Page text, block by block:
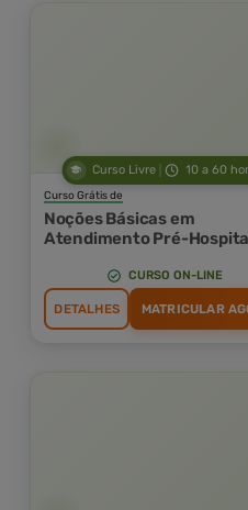
Curso Livre 10 a 60
Curso Grátis de
Noções Básicas em
Atendimento Pré-
Vida (SBV) CURSO ON-LINE
DETALHES MATRICULAR